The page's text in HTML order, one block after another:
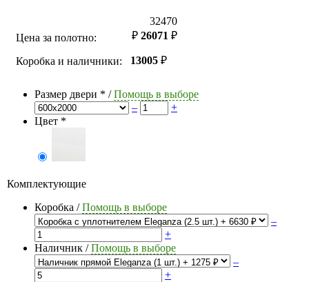
Цена за полотно:
32470
₽ 26071 ₽
Коробка и наличники: 13005 ₽
Размер двери * /Помощь в выборе
–
+
Цвет *
Комплектующие
Коробка /Помощь в выборе
–
+
Наличник /Помощь в выборе
–
+